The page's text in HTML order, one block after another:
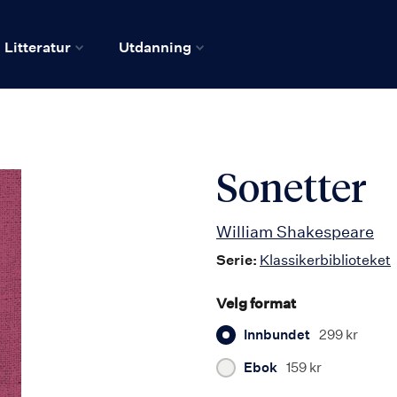
Litteratur Utdanning
Sonetter
William Shakespeare
Serie: Klassikerbiblioteket
Velg format
Innbundet 299 kr
Ebok 159 kr